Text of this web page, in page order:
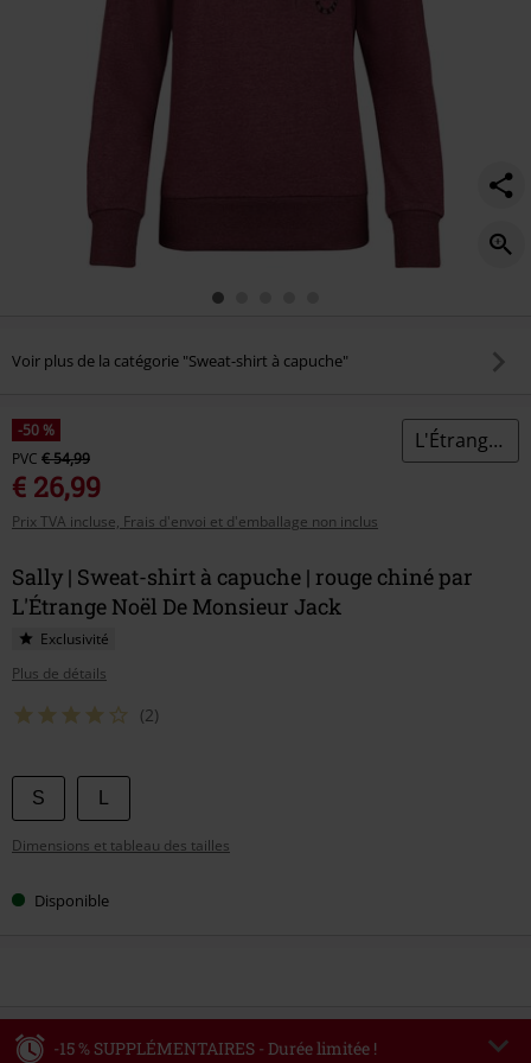
Voir plus de la catégorie "Sweat-shirt à capuche"
-50 %
PVC € 54,99
€ 26,99
Prix TVA incluse, Frais d'envoi et d'emballage non inclus
L'Étrange Noël De Monsieur Jack
Sally | Sweat-shirt à capuche | rouge chiné par
L'Étrange Noël De Monsieur Jack
Exclusivité
Plus de détails
(2)
Choisissez
votre
taille
S
Dimensions et tableau des tailles
Disponible
-15 % SUPPLÉMENTAIRES - Durée limitée !